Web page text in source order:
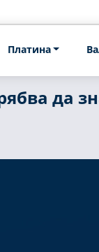
Платина
да